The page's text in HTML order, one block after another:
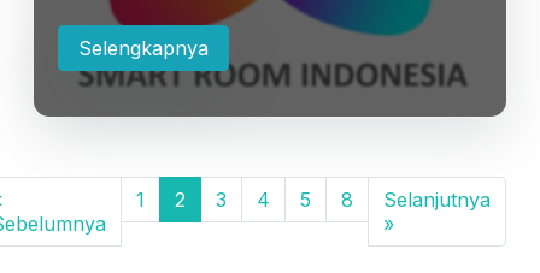
Selengkapnya
1 2 3 4 5 8
Selanjutnya
»